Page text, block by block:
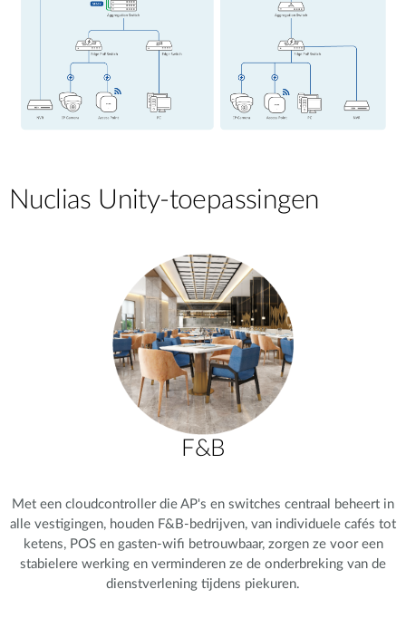
Nuclias Unity-toepassingen
F&B
Met een cloudcontroller die AP's en switches centraal beheert in
alle vestigingen, houden F&B-bedrijven, van individuele cafés tot
ketens, POS en gasten-wifi betrouwbaar, zorgen ze voor een
stabielere werking en verminderen ze de onderbreking van de
dienstverlening tijdens piekuren.